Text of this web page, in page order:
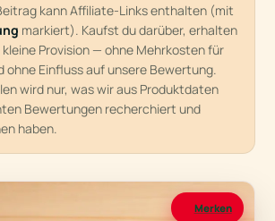
kann Affiliate-Links enthalten (mit
markiert). Kaufst du darüber, erhalten
Provision — ohne Mehrkosten für
ohne Einfluss auf unsere Bewertung.
wird nur, was wir aus Produktdaten
Bewertungen recherchiert und
haben.
Merken